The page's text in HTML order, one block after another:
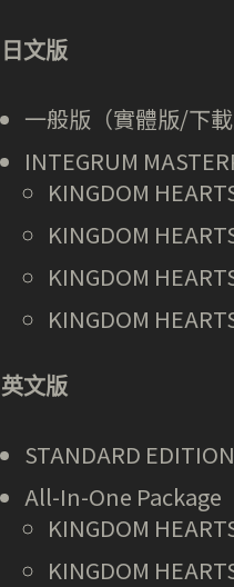
日文版
一般版（實體版/下
INTEGRUM
KINGDOM
KINGDOM
KINGDOM
KINGDOM
英文版
STANDARD
All-In-One
KINGDOM
KINGDOM